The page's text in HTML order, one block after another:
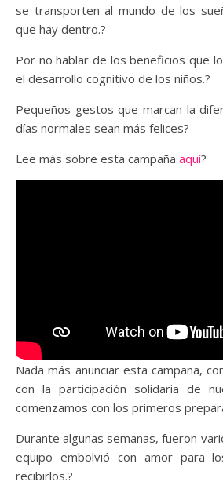
se transporten al mundo de los
que hay dentro.?
Por no hablar de los beneficios que
el desarrollo cognitivo de los niños.?
Pequeños gestos que marcan la
días normales sean más felices?
Lee más sobre esta campaña aquí?
Nada más anunciar esta campaña,
con la participación solidaria de
comenzamos con los primeros
Durante algunas semanas, fueron
equipo embolvió con amor para
recibirlos.?